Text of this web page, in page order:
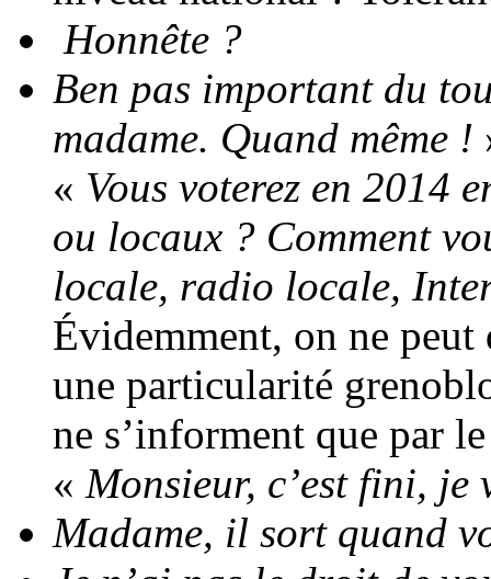
Honnête ?
Ben pas important du
madame. Quand même !
« Vous voterez en 2014
ou locaux ? Comment
locale, radio locale,
Évidemment, on ne peut
une particularité
ne s’informent que par
« Monsieur, c’est fini, je
Madame, il sort quand